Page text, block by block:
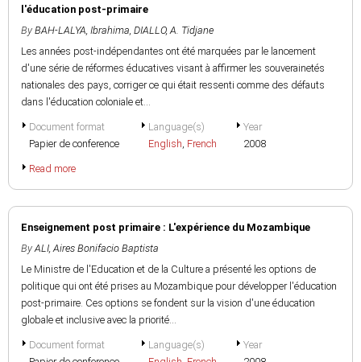
l'éducation post-primaire
By BAH-LALYA, Ibrahima, DIALLO, A. Tidjane
Les années post-indépendantes ont été marquées par le lancement
d'une série de réformes éducatives visant à affirmer les souverainetés
nationales des pays, corriger ce qui était ressenti comme des défauts
dans l'éducation coloniale et...
Document format
Papier de conference
Language(s)
English, French
Year
2008
Read more
Enseignement post primaire : L'expérience du Mozambique
By ALI, Aires Bonifacio Baptista
Le Ministre de l'Education et de la Culture a présenté les options de
politique qui ont été prises au Mozambique pour développer l'éducation
post-primaire. Ces options se fondent sur la vision d'une éducation
globale et inclusive avec la priorité...
Document format
Language(s)
Year